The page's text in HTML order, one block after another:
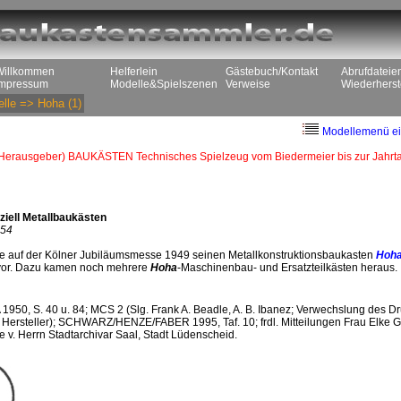
Helferlein
Modelle&Spielszenen
Gästebuch/Kontakt
Verweise
=> Hoha (1)
Modellemenü
BAUKÄSTEN Technisches Spielzeug vom Biedermeier bis zur
Metallbaukästen
auf der Kölner Jubiläumsmesse 1949 seinen Metallkonstruktionsbaukasten
Dazu kamen noch mehrere Hoha-Maschinenbau- und Ersatzteilkästen heraus.
S. 40 u. 84; MCS 2 (Slg. Frank A. Beadle, A. B. Ibanez; Verwechslung des
SCHWARZ/HENZE/FABER 1995, Taf. 10; frdl. Mitteilungen Frau Elke
v. Herrn Stadtarchivar Saal, Stadt Lüdenscheid.